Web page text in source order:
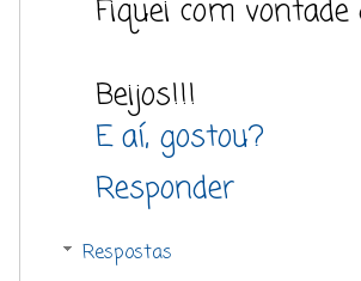
Fiquei com
Beijos!!!
E aí, gostou?
Responder
Respostas